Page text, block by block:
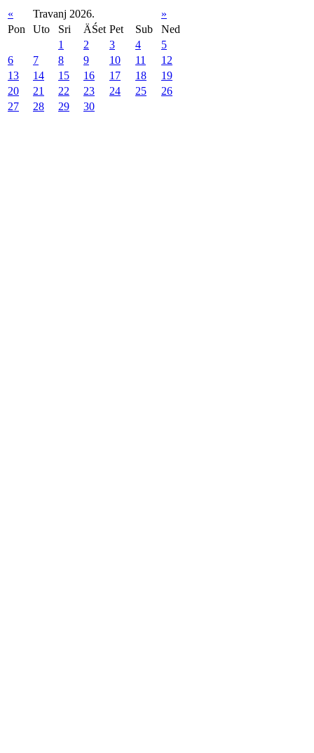
« Travanj 2026.
»
Pon
Uto Sri ÄŚet Pet Sub
Ned
1
2 3 4
5
6
7 8 9 10 11
12
13
14 15 16 17 18
19
20
21 22 23 24 25
26
27
28 29 30